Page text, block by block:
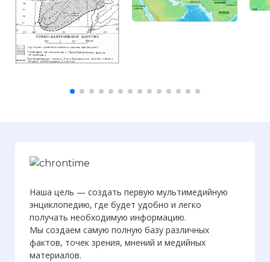
Наша цель — создать первую мультимедийную
энциклопедию, где будет удобно и легко
получать необходимую информацию.
Мы создаем самую полную базу различных
фактов, точек зрения, мнений и медийных
материалов.